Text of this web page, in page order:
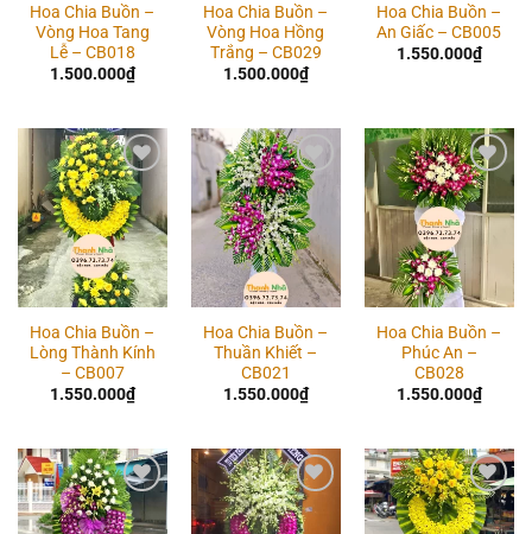
Hoa Chia Buồn –
Vòng Hoa Tang
Lễ – CB018
1.500.000₫
Hoa Chia Buồn –
Vòng Hoa Hồng
Trắng – CB029
1.500.000₫
Hoa Chia Buồn –
An Giấc – CB005
1.550.000₫
Add to
wishlist
Hoa Chia Buồn –
Lòng Thành Kính
– CB007
1.550.000₫
Add to
wishlist
Hoa Chia Buồn –
Thuần Khiết –
CB021
1.550.000₫
Add to
wishlist
Hoa Chia Buồn –
Phúc An –
CB028
1.550.000₫
Add to
wishlist
Add to
wishlist
Add to
wishlist